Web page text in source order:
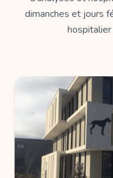
dimanches et jours